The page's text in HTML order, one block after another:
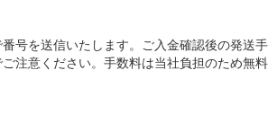
号を送信いたします。ご入金確認後の発送手
注意ください。手数料は当社負担のため無料